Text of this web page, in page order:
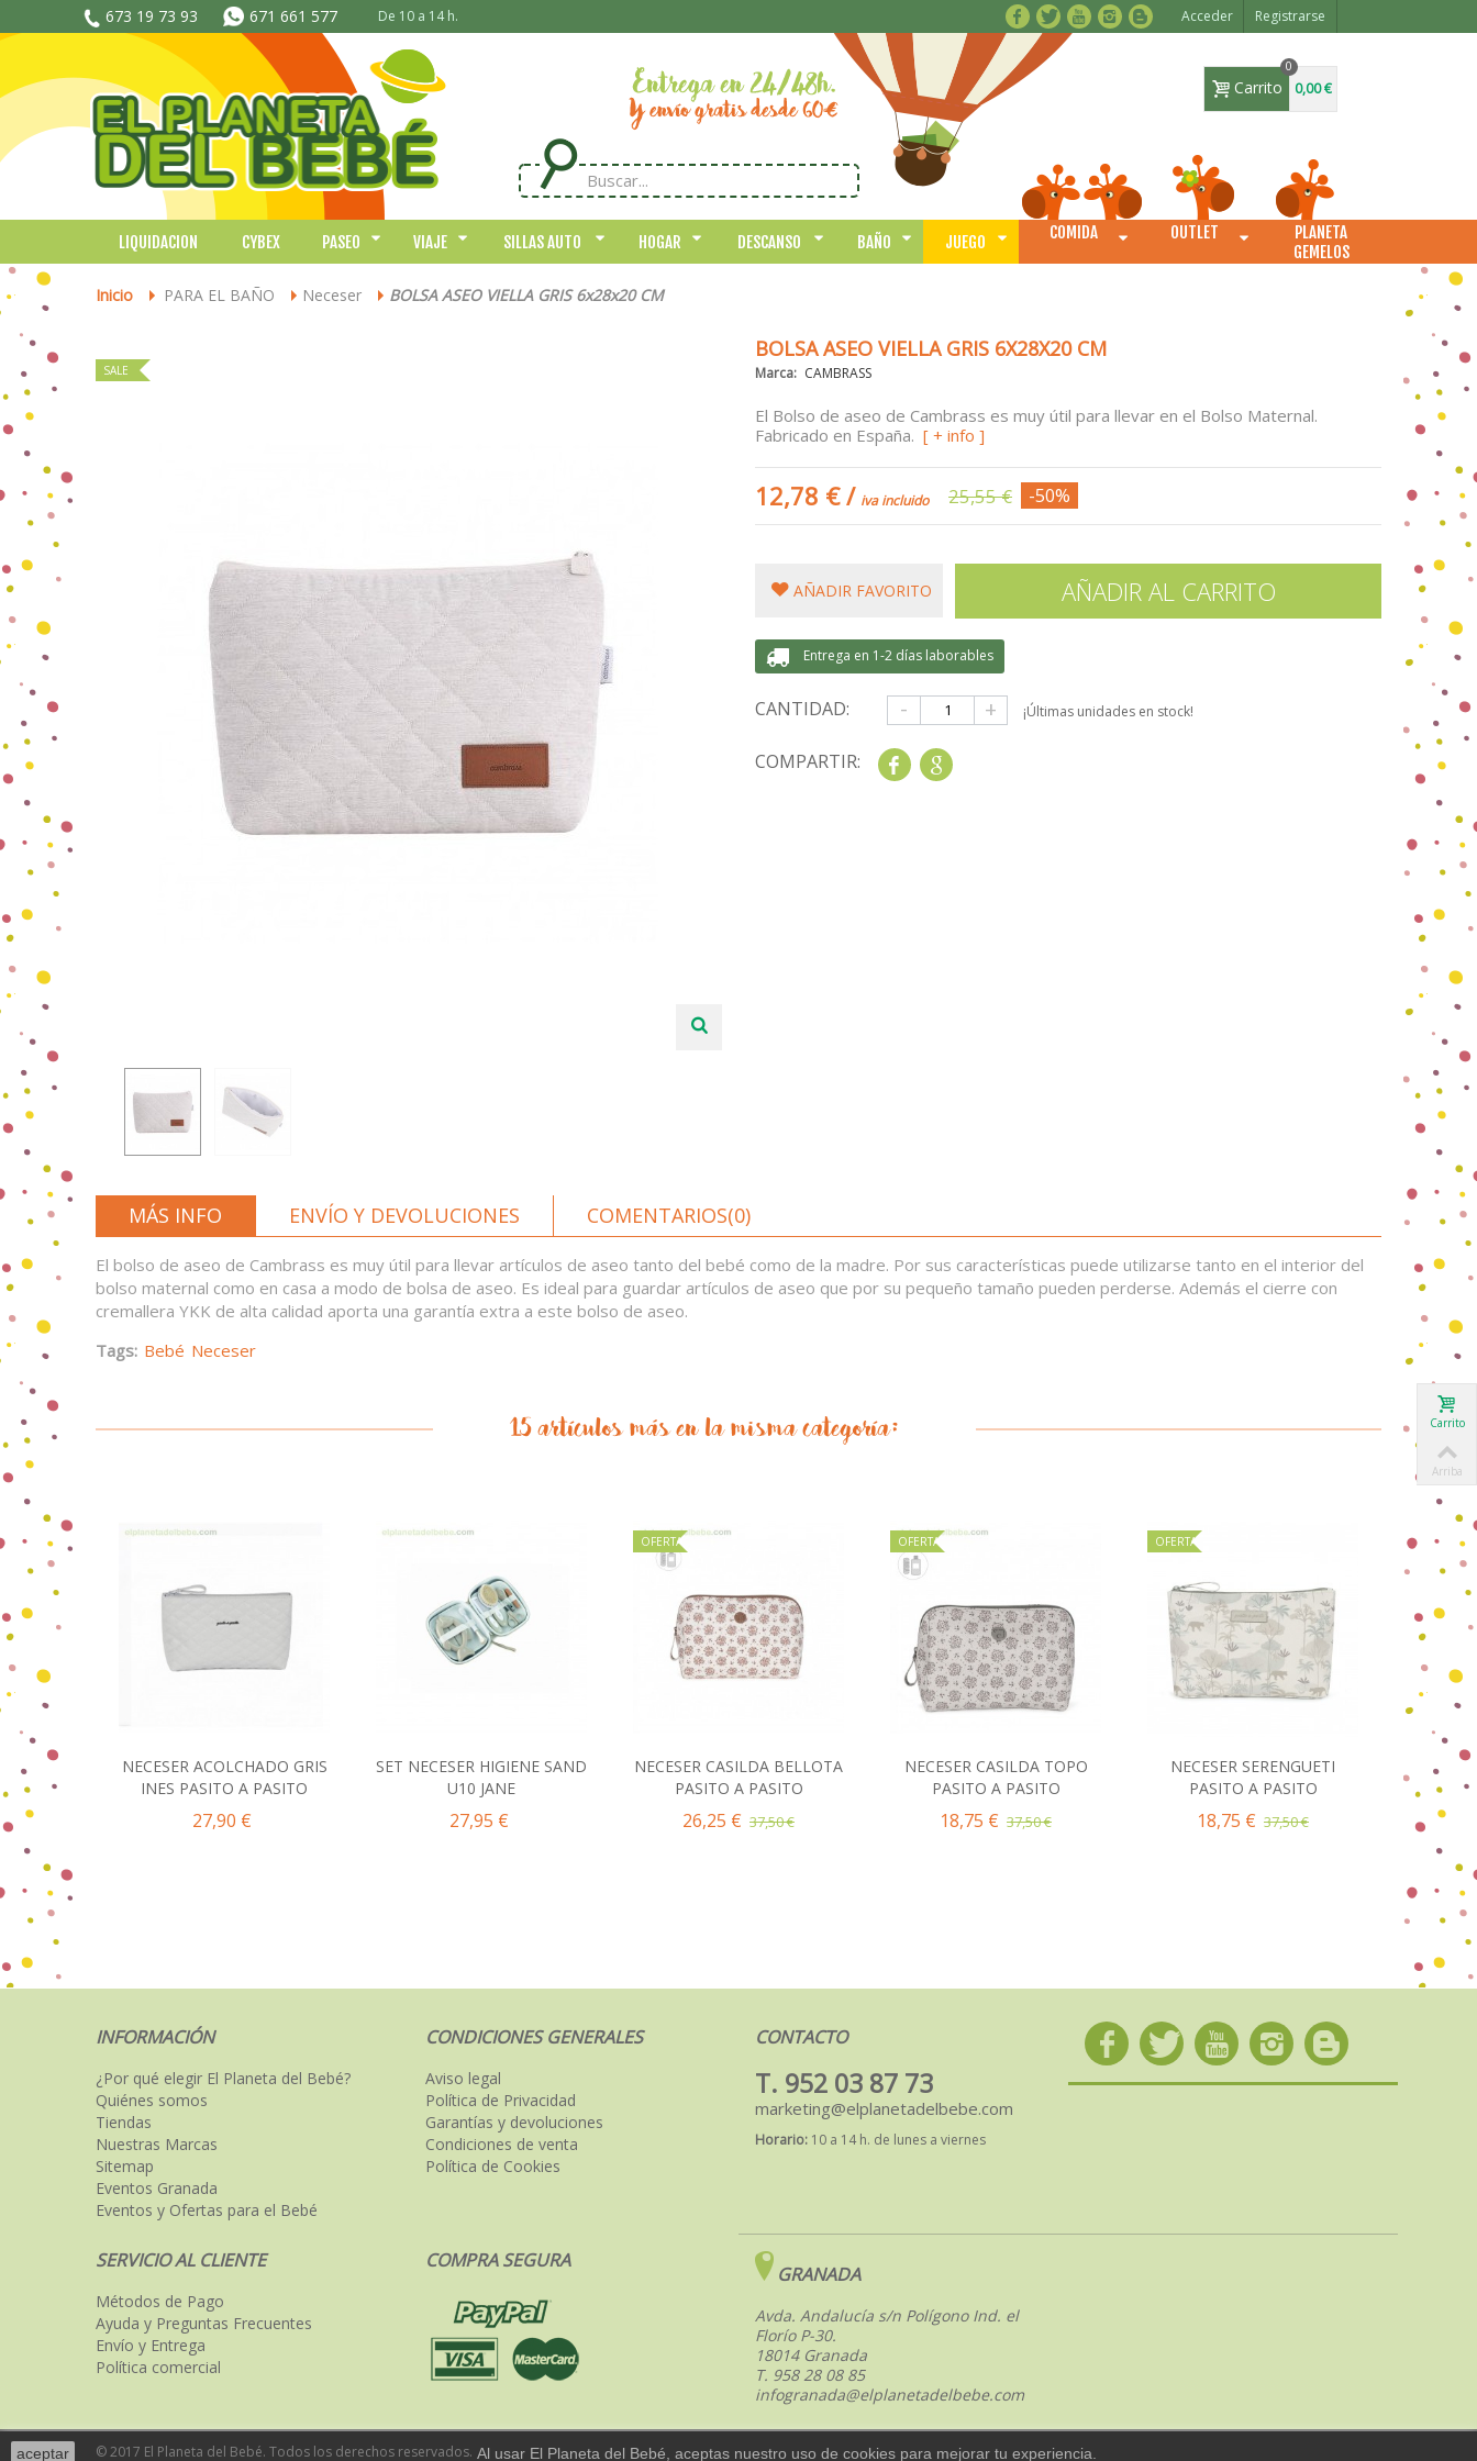
673 19 73 93 671 661 577 De 10 a 14 h. Acceder Registrarse
Carrito
0
0,00 €
LIQUIDACION CYBEX PASEO VIAJE SILLAS AUTO HOGAR DESCANSO BAÑO JUEGO COMIDA OUTLET
PLANETA
GEMELOS
Inicio > PARA EL BAÑO > Neceser > BOLSA ASEO VIELLA GRIS 6x28x20 CM
SALE
BOLSA ASEO VIELLA GRIS 6X28X20 CM
Marca: CAMBRASS
El Bolso de aseo de Cambrass es muy útil para llevar en el Bolso Maternal.
Fabricado en España. [ + info ]
12,78 €/ iva incluido 25,55 € -50%
AÑADIR FAVORITO AÑADIR AL CARRITO
Entrega en 1-2 días laborables
CANTIDAD: - + ¡Últimas unidades en stock!
COMPARTIR: Share
MÁS INFO ENVÍO Y DEVOLUCIONES COMENTARIOS(0)
El bolso de aseo de Cambrass es muy útil para llevar artículos de aseo tanto del bebé como de la madre. Por sus características puede utilizarse tanto en el interior del
bolso maternal como en casa a modo de bolsa de aseo. Es ideal para guardar artículos de aseo que por su pequeño tamaño pueden perderse. Además el cierre con
cremallera YKK de alta calidad aporta una garantía extra a este bolso de aseo.
Tags: Bebé Neceser
15 artículos más en la misma categoría:
Añadir al carrito
NECESER ACOLCHADO GRIS
INES PASITO A PASITO
27,90 €
Añadir al carrito
SET NECESER HIGIENE SAND
U10 JANE
27,95 €
OFERTA
Añadir al carrito
NECESER CASILDA BELLOTA
PASITO A PASITO
26,25 € 37,50 €
OFERTA
Añadir al carrito
NECESER CASILDA TOPO
PASITO A PASITO
18,75 € 37,50 €
OFERTA
Añadir al carrito
NECESER SERENGUETI
PASITO A PASITO
18,75 € 37,50 €
INFORMACIÓN
¿Por qué elegir El Planeta del Bebé?
Quiénes somos
Tiendas
Nuestras Marcas
Sitemap
Eventos Granada
Eventos y Ofertas para el Bebé
CONDICIONES GENERALES
Aviso legal
Política de Privacidad
Garantías y devoluciones
Condiciones de venta
Política de Cookies
CONTACTO
T. 952 03 87 73
marketing@elplanetadelbebe.com
Horario: 10 a 14 h. de lunes a viernes
SERVICIO AL CLIENTE
Métodos de Pago
Ayuda y Preguntas Frecuentes
Envío y Entrega
Política comercial
COMPRA SEGURA
GRANADA
Avda. Andalucía s/n Polígono Ind. el
Florío P-30.
18014 Granada
T. 958 28 08 85
infogranada@elplanetadelbebe.com
aceptar Al usar El Planeta del Bebé, aceptas nuestro uso de cookies para mejorar tu experiencia.
© 2017 El Planeta del Bebé. Todos los derechos reservados.
Carrito
Arriba